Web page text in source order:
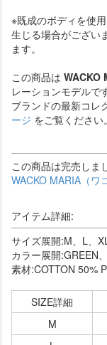
※既成のボディを使
生じる場合がござい
ます。
この商品は WACKO
レーションモデルで
ブランドの最新コレ
ージ をご覧ください。
この商品は完売しま
WACKO MARIA（ワ
アイテム詳細:
サイズ展開:M、L、
カラー展開:GREEN
素材:COTTON 50%
SIZE詳細
M